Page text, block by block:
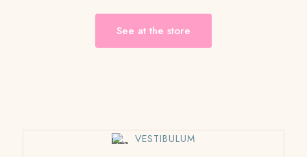
See at the store
VESTIBULUM